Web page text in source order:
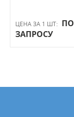
ЦЕНА ЗА 1 ШТ:
ПО
ЗАПРОСУ